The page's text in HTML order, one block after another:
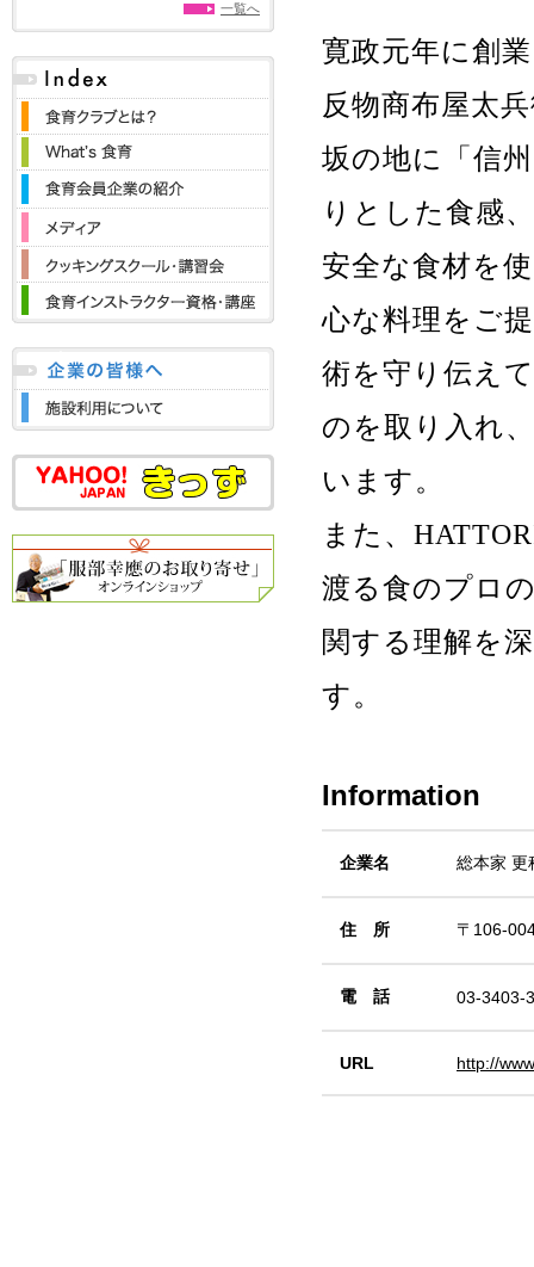
寛政元年に創
反物商布屋太
坂の地に「信
りとした食感
安全な食材を
心な料理をご
術を守り伝え
のを取り入れ
います。
また、
渡る食のプロ
関する理解を
す。
Information
企業名 総本家 更
住 所 〒106-
電 話 03-3403-
URL http://
一覧へ